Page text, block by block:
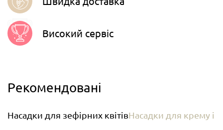
Високий сервіс
Рекомендовані
Насадки для зефірних квітівНасадки для крему і